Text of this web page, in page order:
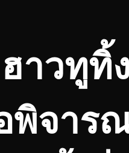
าวทูทิ้
พิจาร